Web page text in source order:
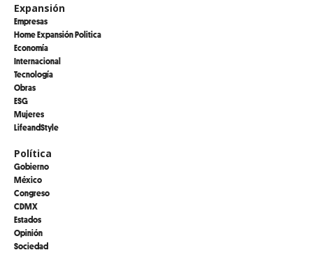
Expansión
Empresas
Home Expansión Politica
Economía
Internacional
Tecnología
Obras
ESG
Mujeres
LifeandStyle
Política
Gobierno
México
Congreso
CDMX
Estados
Opinión
Sociedad